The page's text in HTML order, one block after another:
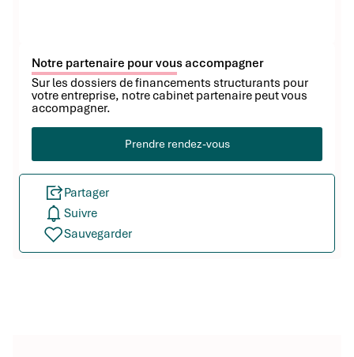
Notre partenaire pour vous accompagner
Sur les dossiers de financements structurants pour
votre entreprise, notre cabinet partenaire peut vous
accompagner.
Prendre rendez-vous
Partager
Suivre
Sauvegarder